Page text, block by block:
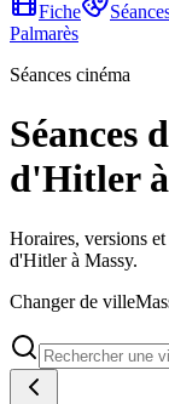
Fiche
Palmarès
Séances cinéma
Séances
d'Hitler
Horaires, versions
d'Hitler à Massy.
Changer de ville